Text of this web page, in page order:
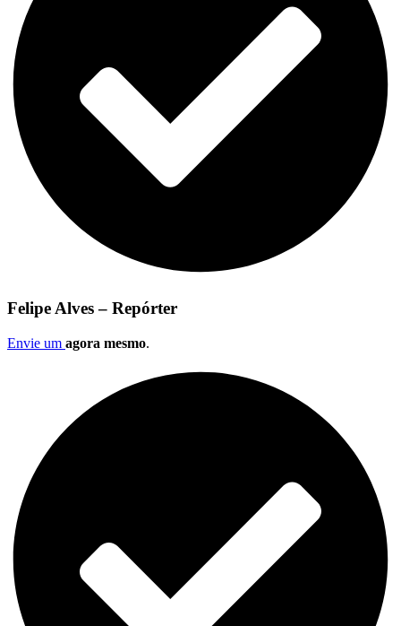
Felipe Alves – Repórter
Envie um agora mesmo.